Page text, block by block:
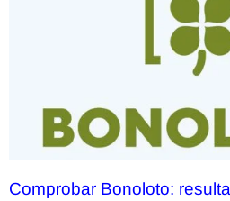
Comprobar Bonoloto: